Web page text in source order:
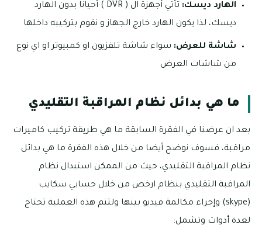
الهارد ديسك:
تأتي أجهزة ال ( DVR ) أحيانًا بدون الهارد
ديسك، لذا يكون الهارد خارج الجهاز و نقوم بتركيبه داخلها
شاشة للعرض: سواء شاشة تلفزيون او كمبيوتر او اي نوع
من شاشات العرض
ما هي بدائل نظام المراقبة التقليدي
بعد ان عرضنا في الفقرة السابقة ما هي طريقة تركيب كاميرات
مراقبة، فسوف نوضح أيضا من خلال هذه الفقرة ما هي بدائل
نظام المراقبة التقليدي، حيث من الممكن استبدال نظام
المراقبة التقليدي بنظام ارخص من خلال حسابي سكايب
(skype) وإجراء مكالمة فيديو بينها ولتتم هذه العملية تحتاج
لعدة أدوات وتشمل: